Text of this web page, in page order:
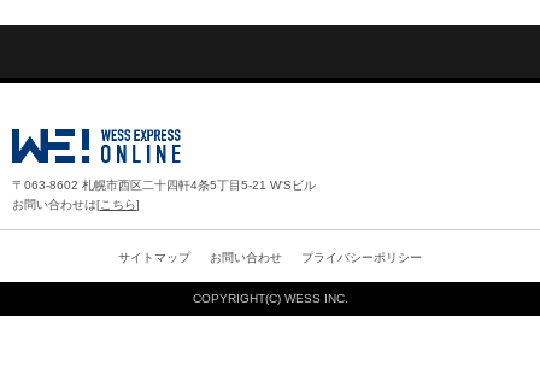
〒063-8602 札幌市西区二十四軒4条5丁目5-21 W'Sビル
お問い合わせは[こちら]
サイトマップ お問い合わせ プライバシーポリシー
COPYRIGHT(C) WESS INC.